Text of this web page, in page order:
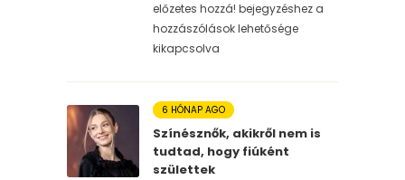
előzetes hozzá! bejegyzéshez a
hozzászólások lehetősége
kikapcsolva
6 HÓNAP AGO
Színésznők, akikről nem is
tudtad, hogy fiúként
születtek